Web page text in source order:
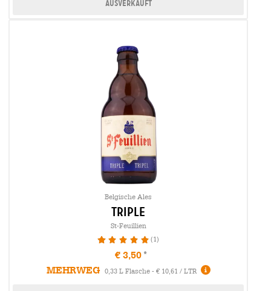
Ausverkauft
Belgische Ales
triple
St-Feuillien
100% (1)
€ 3,50
MEHRWEG
0,33 L Flasche - € 10,61 / LTR